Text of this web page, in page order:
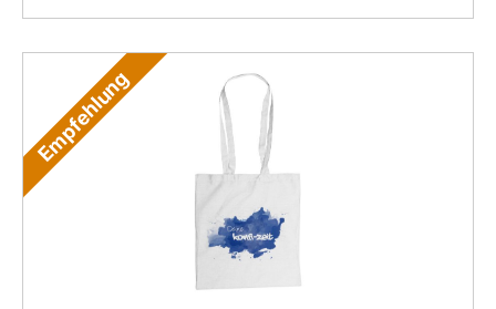
Empfehlung